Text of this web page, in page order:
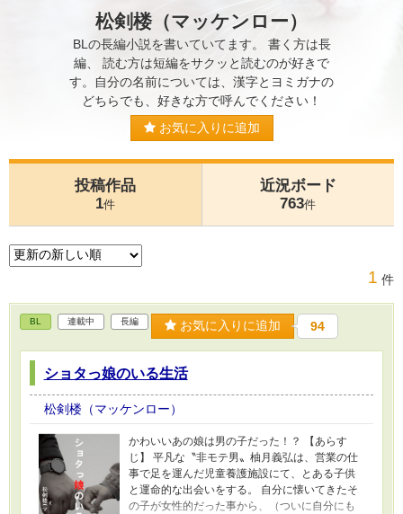
松剣楼（マッケンロー）
BLの長編小説を書いていてます。 書く方は長
編、 読む方は短編をサクッと読むのが好きで
す。自分の名前については、漢字とヨミガナの
どちらでも、好きな方で呼んでください！
お気に入りに追加
投稿作品
1件
近況ボード
763件
1 件
BL 連載中 長編 お気に入りに追加 94
ショタっ娘のいる生活
松剣楼（マッケンロー）
かわいいあの娘は男の子だった！？ 【あらす
じ】 平凡な〝非モテ男〟柚月義弘は、営業の仕
事で足を運んだ児童養護施設にて、とある子供
と運命的な出会いをする。 自分に懐いてきたそ
の子が女性的だった事から、（ついに自分にも